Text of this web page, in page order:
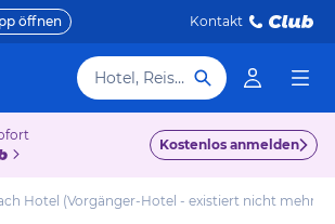
öffnen Kontakt
Hotel, Reiseziel
Kostenlos anmelden
Hotel (Vorgänger-Hotel - existiert nicht mehr)